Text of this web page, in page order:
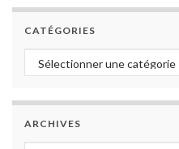
CATÉGORIES
Catégories
ARCHIVES